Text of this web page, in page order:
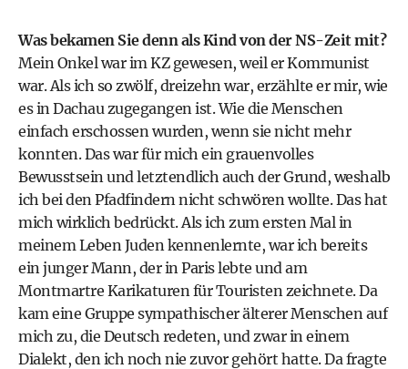
Was bekamen Sie denn als Kind von der NS-Zeit mit?
Mein Onkel war im KZ gewesen, weil er Kommunist
war. Als ich so zwölf, dreizehn war, erzählte er mir, wie
es in Dachau zugegangen ist. Wie die Menschen
einfach erschossen wurden, wenn sie nicht mehr
konnten. Das war für mich ein grauenvolles
Bewusstsein und letztendlich auch der Grund, weshalb
ich bei den Pfadfindern nicht schwören wollte. Das hat
mich wirklich bedrückt. Als ich zum ersten Mal in
meinem Leben Juden kennenlernte, war ich bereits
ein junger Mann, der in Paris lebte und am
Montmartre Karikaturen für Touristen zeichnete. Da
kam eine Gruppe sympathischer älterer Menschen auf
mich zu, die Deutsch redeten, und zwar in einem
Dialekt, den ich noch nie zuvor gehört hatte. Da fragte